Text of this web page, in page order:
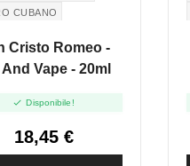
CUBANO
Cristo Romeo -
And Vape - 20ml
 Disponibile!
18,45 €